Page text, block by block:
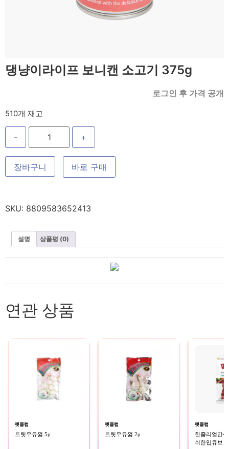
댕냥이라이프 보니캔 소고기 375g
로그인 후 가격 공개
510개 재고
- +
장바구니 바로 구매
SKU: 8809583652413
설명 상품평 (0)
연관 상품
펫클럽
트릿우유껌 5p
펫클럽
트릿우유껌 2p
펫클럽
한줌리얼간
쉬한입큐브